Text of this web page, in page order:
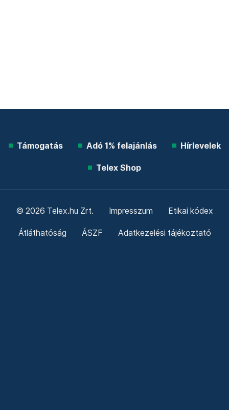
Támogatás Adó 1% felajánlás Hírlevelek
Telex Shop
© 2026 Telex.hu Zrt. Impresszum Etikai kódex
Átláthatóság ÁSZF Adatkezelési tájékoztató